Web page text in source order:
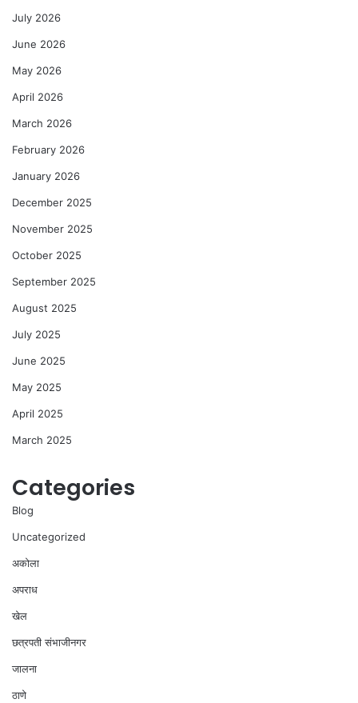
July 2026
June 2026
May 2026
April 2026
March 2026
February 2026
January 2026
December 2025
November 2025
October 2025
September 2025
August 2025
July 2025
June 2025
May 2025
April 2025
March 2025
Categories
Blog
Uncategorized
अकोला
अपराध
खेल
छत्रपती संभाजीनगर
जालना
ठाणे